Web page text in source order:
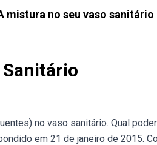
mistura no seu vaso
Sanitário
no vaso sanitário. Qual
em 21 de janeiro de 2015.